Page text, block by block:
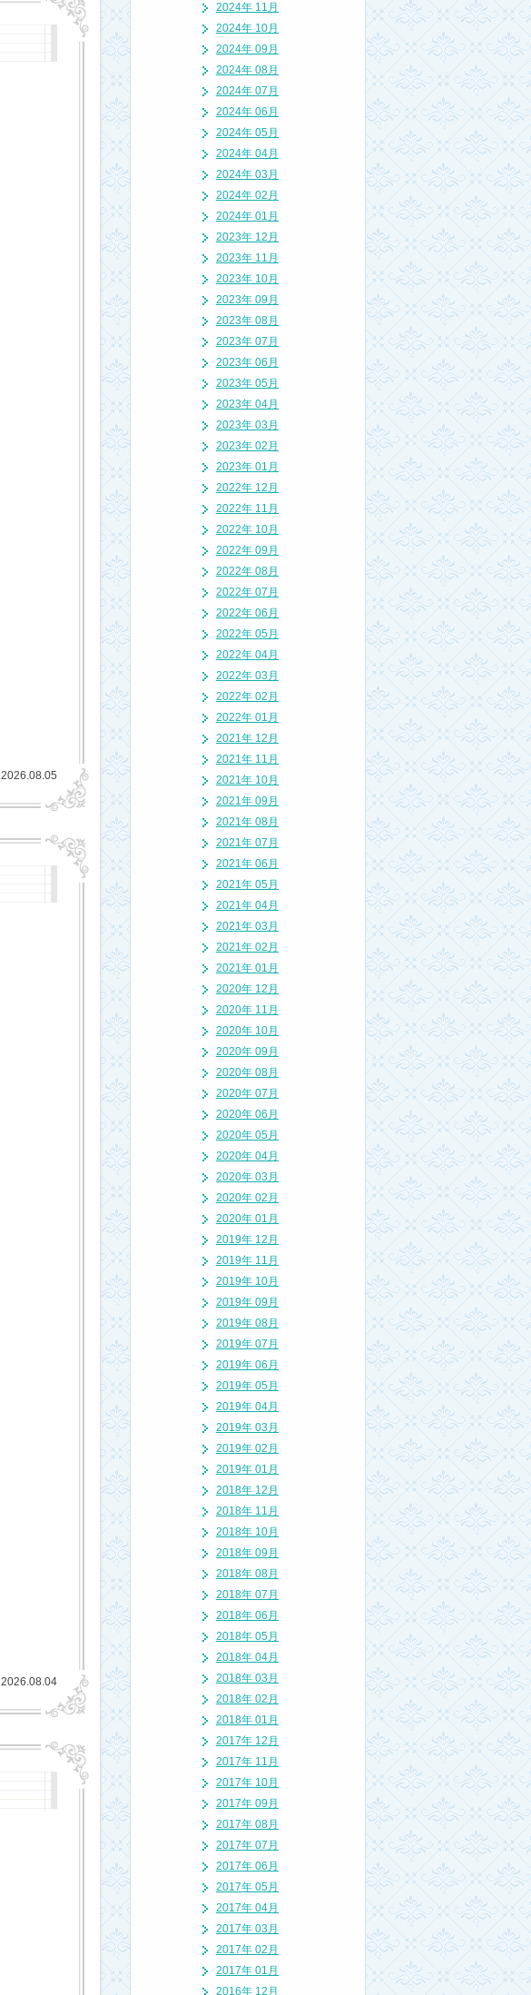
2026.08.05
2026.08.04
2024年 11月
2024年 10月
2024年 09月
2024年 08月
2024年 07月
2024年 06月
2024年 05月
2024年 04月
2024年 03月
2024年 02月
2024年 01月
2023年 12月
2023年 11月
2023年 10月
2023年 09月
2023年 08月
2023年 07月
2023年 06月
2023年 05月
2023年 04月
2023年 03月
2023年 02月
2023年 01月
2022年 12月
2022年 11月
2022年 10月
2022年 09月
2022年 08月
2022年 07月
2022年 06月
2022年 05月
2022年 04月
2022年 03月
2022年 02月
2022年 01月
2021年 12月
2021年 11月
2021年 10月
2021年 09月
2021年 08月
2021年 07月
2021年 06月
2021年 05月
2021年 04月
2021年 03月
2021年 02月
2021年 01月
2020年 12月
2020年 11月
2020年 10月
2020年 09月
2020年 08月
2020年 07月
2020年 06月
2020年 05月
2020年 04月
2020年 03月
2020年 02月
2020年 01月
2019年 12月
2019年 11月
2019年 10月
2019年 09月
2019年 08月
2019年 07月
2019年 06月
2019年 05月
2019年 04月
2019年 03月
2019年 02月
2019年 01月
2018年 12月
2018年 11月
2018年 10月
2018年 09月
2018年 08月
2018年 07月
2018年 06月
2018年 05月
2018年 04月
2018年 03月
2018年 02月
2018年 01月
2017年 12月
2017年 11月
2017年 10月
2017年 09月
2017年 08月
2017年 07月
2017年 06月
2017年 05月
2017年 04月
2017年 03月
2017年 02月
2017年 01月
2016年 12月